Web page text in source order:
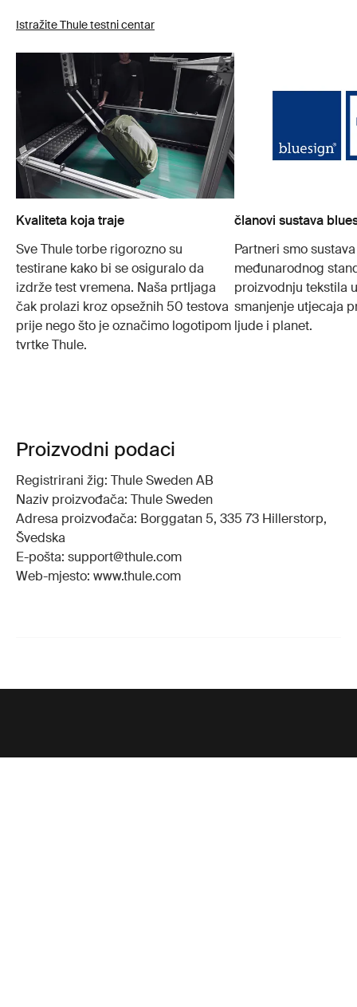
Istražite Thule testni centar
Kvaliteta koja traje
Sve Thule torbe rigorozno su
testirane kako bi se osiguralo da
izdrže test vremena. Naša prtljaga
čak prolazi kroz opsežnih 50 testova
prije nego što je označimo logotipom
tvrtke Thule.
članovi sustava
Partneri smo
međunarodnog
proizvodnju tekstila
smanjenje utjecaja
ljude i planet.
Proizvodni podaci
Registrirani žig: Thule Sweden AB
Naziv proizvođača: Thule Sweden
Adresa proizvođača: Borggatan 5, 335 73 Hillerstorp,
Švedska
E-pošta: support@thule.com
Web-mjesto: www.thule.com